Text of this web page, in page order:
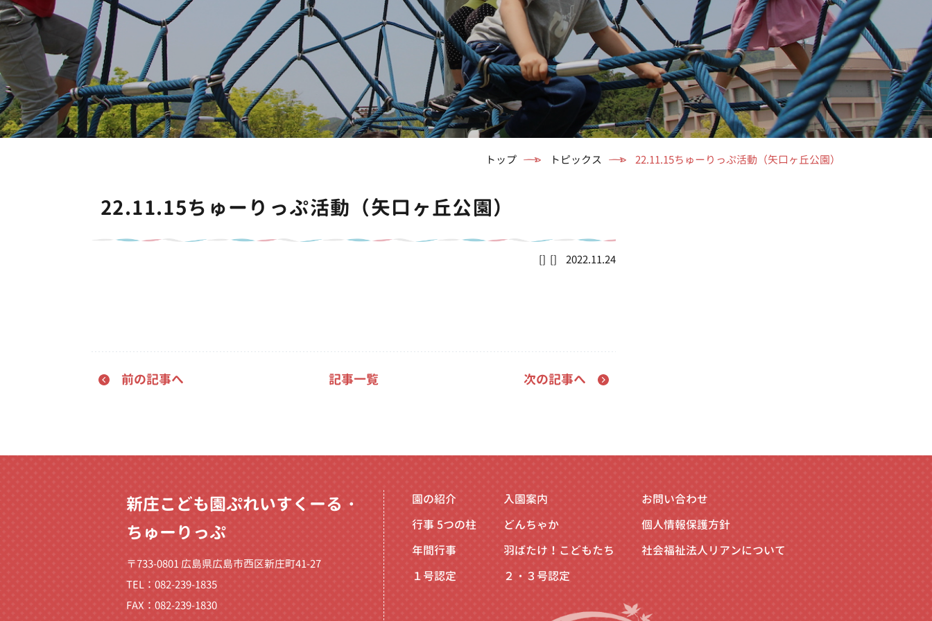
トップ トピックス 22.11.15ちゅーりっぷ活動（矢口ヶ丘公園）
22.11.15ちゅーりっぷ活動（矢口ヶ丘公園）
2022.11.24
前の記事へ 記事一覧 次の記事へ
新庄こども園ぷれいすくーる・
ちゅーりっぷ
〒733-0801 広島県広島市西区新庄町41-27
TEL：082-239-1835
FAX：082-239-1830
園の紹介
行事5つの柱
年間行事
１号認定
入園案内
どんちゃか
羽ばたけ！こどもたち
２・３号認定
お問い合わせ
個人情報保護方針
社会福祉法人リアンについて